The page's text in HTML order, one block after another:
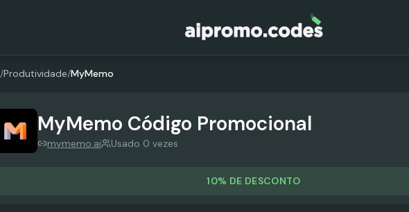
/Produtividade/MyMemo
MyMemo Código Promocional
mymemo.ai Usado 0 vezes
10% DE DESCONTO